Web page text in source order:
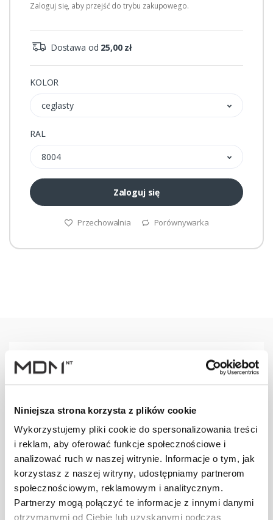
Niniejsza strona korzysta z plików cookie
Wykorzystujemy pliki cookie do spersonalizowania treści
i reklam, aby oferować funkcje społecznościowe i
analizować ruch w naszej witrynie. Informacje o tym, jak
korzystasz z naszej witryny, udostępniamy partnerom
społecznościowym, reklamowym i analitycznym.
Partnerzy mogą połączyć te informacje z innymi danymi
otrzymanymi od Ciebie lub uzyskanymi podczas
Zaloguj się, aby przejść do trybu zakupowego.
Dostawa od 25,00 zł
KOLOR
ceglasty
RAL
8004
Zaloguj się
Przechowalnia Porównywarka
Warianty Specyfikacja
Wspornik ławy
komin. L
brązowy
szt –